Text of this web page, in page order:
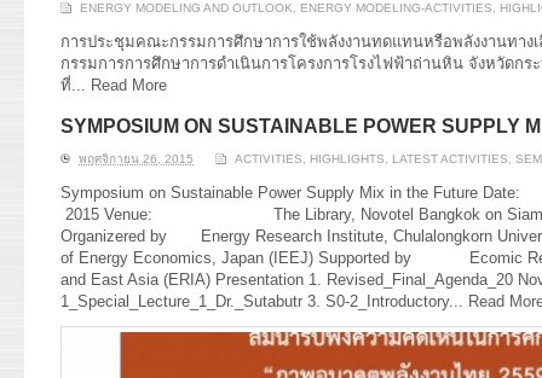
ENERGY MODELING AND OUTLOOK, ENERGY MODELING-ACTIVITIES,
การประชุมคณะกรรมการศึกษาการใช้พลังงานทดแทนหรือพลังงานทาง
กรรมการการศึกษาการดำเนินการโครงการโรงไฟฟ้าถ่านหิน จังหวัดกร
ที่... Read More
SYMPOSIUM ON SUSTAINABLE POWER SUPPLY
พฤศจิกายน 26, 2015 ACTIVITIES, HIGHLIGHTS, LATEST ACTIVITIES,
Symposium on Sustainable Power Supply Mix in the
2015 Venue: The Library, Novotel Bangkok on Siam
Organizered by Energy Research Institute, Chulalongkorn
of Energy Economics, Japan (IEEJ) Supported by Ecomic
and East Asia (ERIA) Presentation 1. Revised_Final_Agenda_20
1_Special_Lecture_1_Dr._Sutabutr 3. S0-2_Introductory... Read